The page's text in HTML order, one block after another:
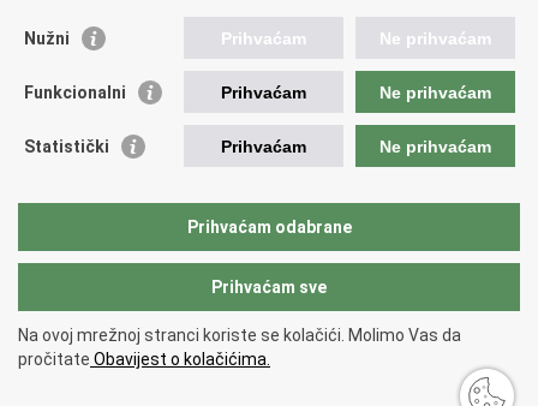
Vlada Republike Hrvatske
Memorijalni centar Domovinskog rata Vukovar
Zaklada hrvatskih branitelja iz Domovinskog rata
Pravobraniteljica za osobe s invaliditetom
Povjerenik za informiranje
Povratak na vrh
Copyright © 2026 Ministarstvo hrvatskih branitelja Republike
Hrvatske.Uvjeti korištenja.
Nužni Prihvaćam Ne prihvaćam
Funkcionalni Prihvaćam Ne prihvaćam
Statistički Prihvaćam Ne prihvaćam
Prihvaćam odabrane
Prihvaćam sve
Na ovoj mrežnoj stranci koriste se kolačići. Molimo Vas da
pročitate Obavijest o kolačićima.